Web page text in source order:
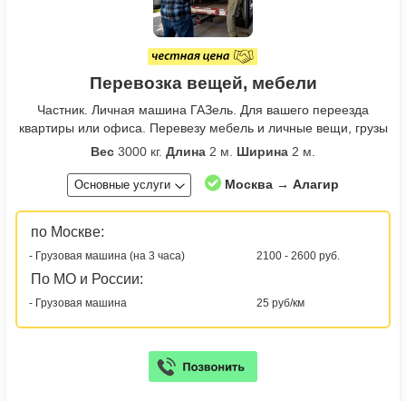
Перевозка вещей, мебели
Частник. Личная машина ГАЗель. Для вашего переезда
квартиры или офиса. Перевезу мебель и личные вещи, грузы
Вес 3000 кг. Длина 2 м. Ширина 2 м.
Основные услуги Москва → Алагир
по Москве:
- Грузовая машина (на 3 часа) 2100 - 2600 руб.
По МО и России:
- Грузовая машина 25 руб/км